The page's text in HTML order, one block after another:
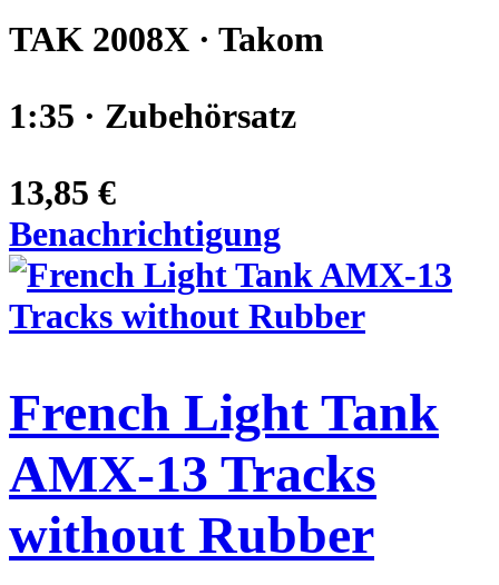
TAK 2008X · Takom
1:35 · Zubehörsatz
13,85 €
Benachrichtigung
French Light Tank
AMX-13 Tracks
without Rubber